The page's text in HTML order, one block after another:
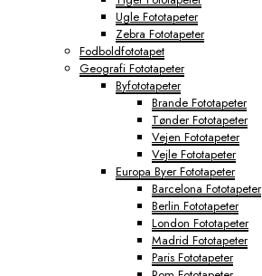
Ugle Fototapeter
Zebra Fototapeter
Fodboldfototapet
Geografi Fototapeter
Byfototapeter
Brande Fototapeter
Tønder Fototapeter
Vejen Fototapeter
Vejle Fototapeter
Europa Byer Fototapeter
Barcelona Fototapeter
Berlin Fototapeter
London Fototapeter
Madrid Fototapeter
Paris Fototapeter